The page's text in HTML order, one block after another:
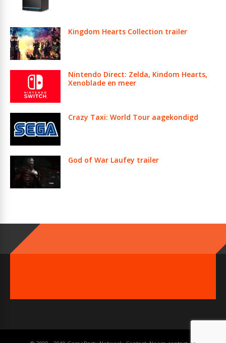
Kingdom Hearts Collection trailer
Nintendo Direct: Zelda, Kindom Hearts,
Xenoblade en meer
Crazy Taxi: World Tour aagekondigd
God of War Laufey trailer